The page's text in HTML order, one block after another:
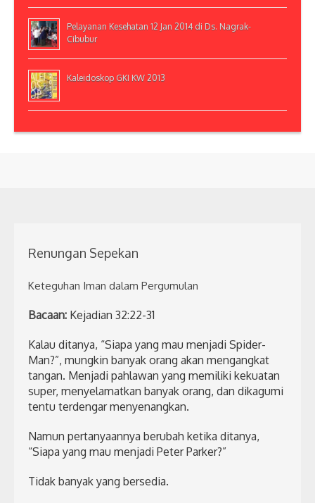
Pelayanan Kesehatan 12 Jan 2014 di Ds. Nagrak-
Cibubur
Kaleidoskop GKI KW 2013
Renungan Sepekan
Keteguhan Iman dalam Pergumulan
Bacaan: Kejadian 32:22-31
Kalau ditanya, “Siapa yang mau menjadi Spider-
Man?”, mungkin banyak orang akan mengangkat
tangan. Menjadi pahlawan yang memiliki kekuatan
super, menyelamatkan banyak orang, dan dikagumi
tentu terdengar menyenangkan.
Namun pertanyaannya berubah ketika ditanya,
“Siapa yang mau menjadi Peter Parker?”
Tidak banyak yang bersedia.